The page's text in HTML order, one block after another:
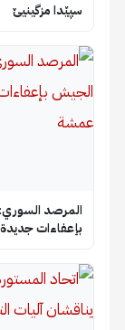
سپێدا مزگینیێ
المرصد
بإعفاءات